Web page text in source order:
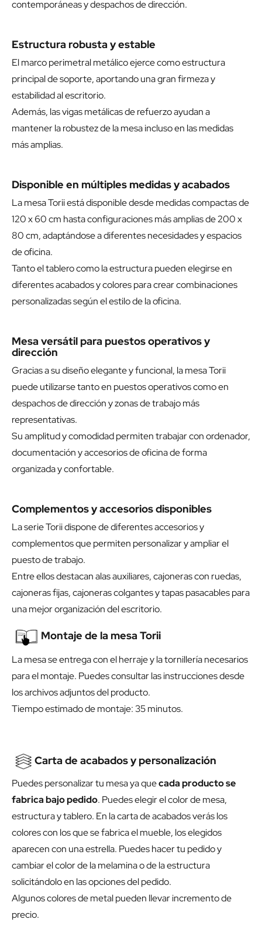
contemporáneas y despachos de dirección.
Estructura robusta y estable
El marco perimetral metálico ejerce como estructura
principal de soporte, aportando una gran firmeza y
estabilidad al escritorio.
Además, las vigas metálicas de refuerzo ayudan a
mantener la robustez de la mesa incluso en las medidas
más amplias.
Disponible en múltiples medidas y acabados
La mesa Torii está disponible desde medidas compactas de
120 x 60 cm hasta configuraciones más amplias de 200 x
80 cm, adaptándose a diferentes necesidades y espacios
de oficina.
Tanto el tablero como la estructura pueden elegirse en
diferentes acabados y colores para crear combinaciones
personalizadas según el estilo de la oficina.
Mesa versátil para puestos operativos y
dirección
Gracias a su diseño elegante y funcional, la mesa Torii
puede utilizarse tanto en puestos operativos como en
despachos de dirección y zonas de trabajo más
representativas.
Su amplitud y comodidad permiten trabajar con ordenador,
documentación y accesorios de oficina de forma
organizada y confortable.
Complementos y accesorios disponibles
La serie Torii dispone de diferentes accesorios y
complementos que permiten personalizar y ampliar el
puesto de trabajo.
Entre ellos destacan alas auxiliares, cajoneras con ruedas,
cajoneras fijas, cajoneras colgantes y tapas pasacables para
una mejor organización del escritorio.
Montaje de la mesa Torii
La mesa se entrega con el herraje y la tornillería necesarios
para el montaje. Puedes consultar las instrucciones desde
los archivos adjuntos del producto.
Tiempo estimado de montaje: 35 minutos.
Carta de acabados y personalización
Puedes personalizar tu mesa ya quecada producto se
fabrica bajo pedido. Puedes elegir el color de mesa,
estructura y tablero. En la carta de acabados verás los
colores con los que se fabrica el mueble, los elegidos
aparecen con una estrella. Puedes hacer tu pedido y
cambiar el color de la melamina o de la estructura
solicitándolo en las opciones del pedido.
Algunos colores de metal pueden llevar incremento de
precio.